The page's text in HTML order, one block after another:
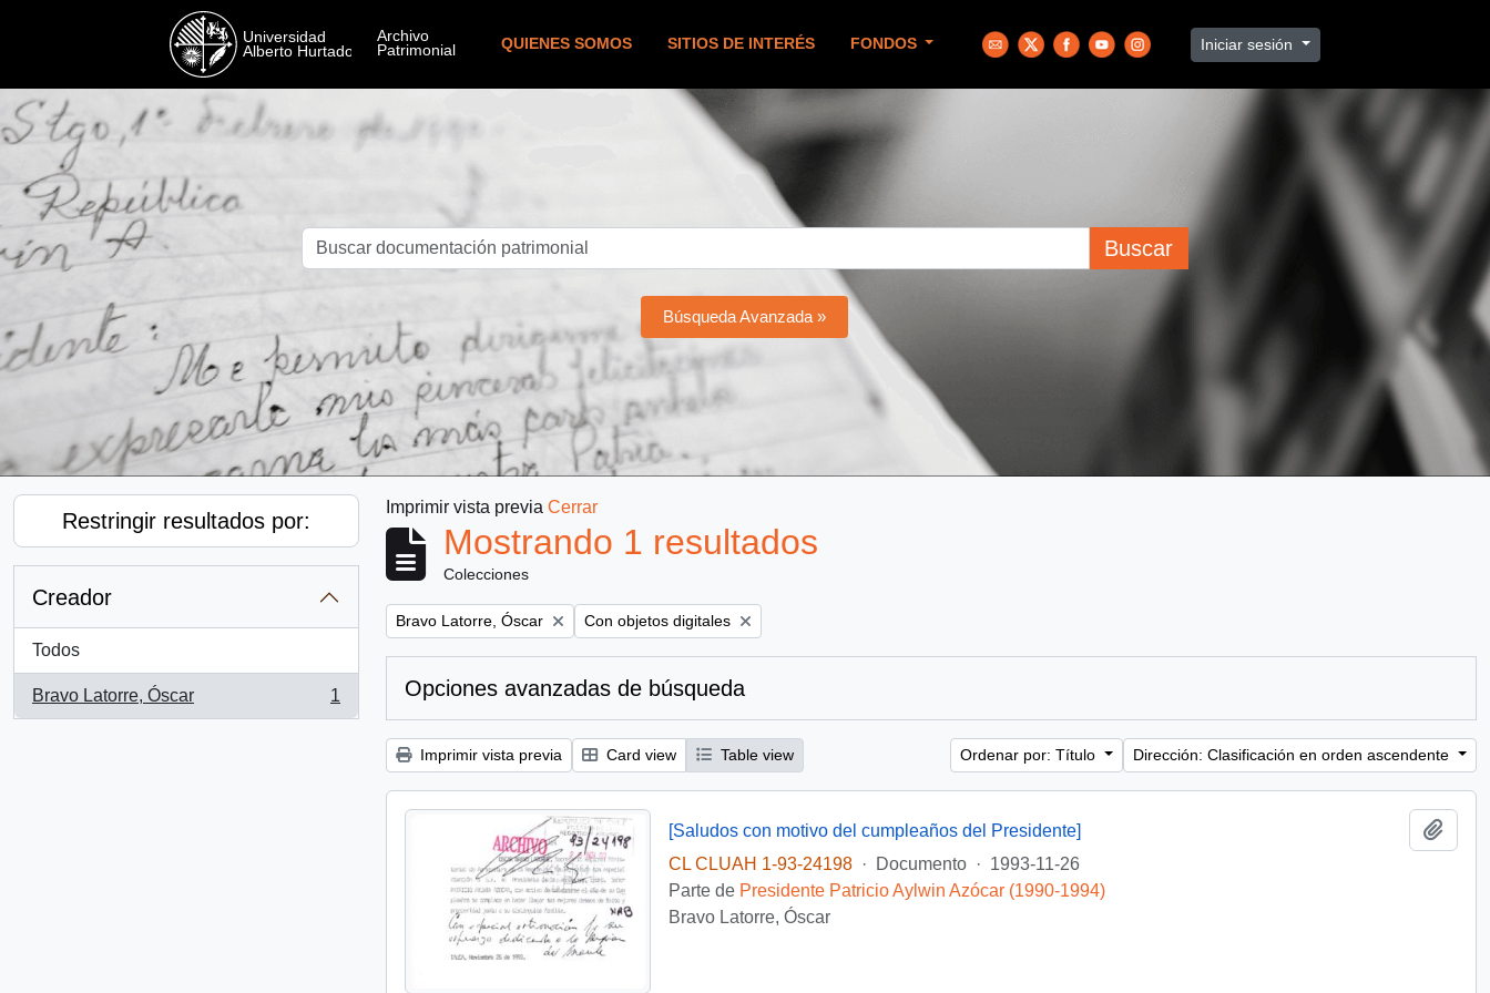
QUIENES SOMOS SITIOS DE INTERÉS FONDOS Iniciar sesión
Buscar
Búsqueda Avanzada »
Restringir resultados por:
Creador
Todos
Bravo Latorre, Óscar
, 1 resultados
1
Imprimir vista previa Cerrar
Mostrando 1 resultados
Colecciones
Remove filter:
Bravo Latorre, Óscar Remove filter:
Con objetos digitales
Opciones avanzadas de búsqueda
Imprimir vista previa Card view Table view Ordenar por: Título Dirección: Clasificación en orden ascendente
[Saludos con motivo del cumpleaños del Presidente]
CL CLUAH 1-93-24198
· Documento · 1993-11-26
Parte de Presidente Patricio Aylwin Azócar (1990-1994)
Bravo Latorre, Óscar